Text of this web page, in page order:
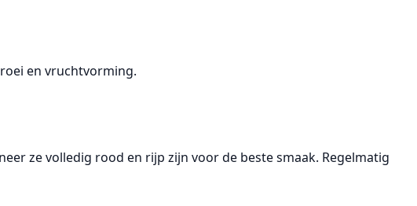
en vruchtvorming.
ze volledig rood en rijp zijn voor de beste smaak. Regelmatig